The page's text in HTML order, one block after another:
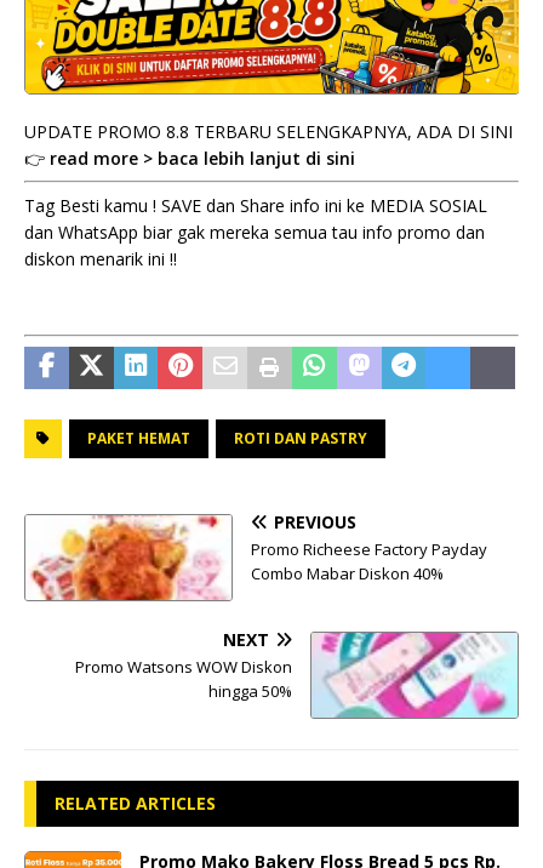
UPDATE PROMO 8.8 TERBARU SELENGKAPNYA, ADA DI SINI
👉 read more > baca lebih lanjut di sini
Tag Besti kamu ! SAVE dan Share info ini ke MEDIA SOSIAL
dan WhatsApp biar gak mereka semua tau info promo dan
diskon menarik ini !!
PAKET HEMAT ROTI DAN PASTRY
PREVIOUS
Promo Richeese Factory Payday
Combo Mabar Diskon 40%
NEXT
Promo Watsons WOW Diskon
hingga 50%
RELATED ARTICLES
Promo Mako Bakery Floss Bread 5 pcs Rp.